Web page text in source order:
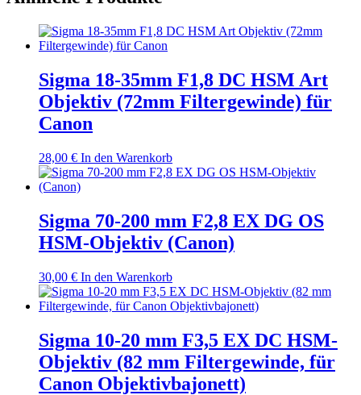
Sigma 18-35mm F1,8 DC HSM Art
Objektiv (72mm Filtergewinde) für
Canon
28,00 € In den Warenkorb
Sigma 70-200 mm F2,8 EX DG OS
HSM-Objektiv (Canon)
30,00 € In den Warenkorb
Sigma 10-20 mm F3,5 EX DC HSM-
Objektiv (82 mm Filtergewinde, für
Canon Objektivbajonett)